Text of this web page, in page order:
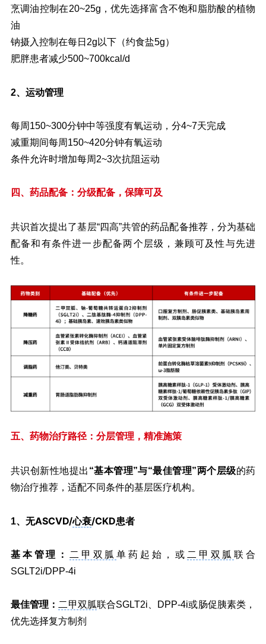
烹调油控制在20~25g，优先选择富含不饱和脂肪酸的植物
油
钠摄入控制在每日2g以下（约食盐5g）
肥胖患者减少500~700kcal/d
2、 运动管理
每周150~300分钟中等强度有氧运动，分4~7天完成
减重期间每周150~420分钟有氧运动
条件允许时增加每周2~3次抗阻运动
四、药品配备：分级配备，保障可及
共识首次提出了基层“四高”共管的药品配备推荐，分为基础
配备和有条件进一步配备两个层级，兼顾可及性与先进
性。
五、药物治疗路径：分层管理，精准施策
共识创新性地提出 “基本管理”与“最佳管理”两个层级的药
物治疗推荐，适配不同条件的基层医疗机构。
1、 无ASCVD/心衰/CKD患者
基本管理： 二甲双胍单药起始，或二甲双胍联合
SGLT2i/DPP-4i
最佳管理：二甲双胍联合SGLT2i、DPP-4i或肠促胰素类，
优先选择复方制剂